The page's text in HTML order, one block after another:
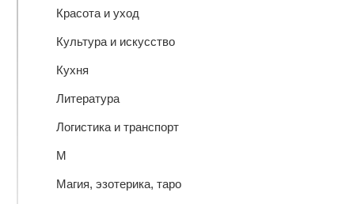
Красота и уход
Культура и искусство
Кухня
Литература
Логистика и транспорт
М
Магия, эзотерика, таро